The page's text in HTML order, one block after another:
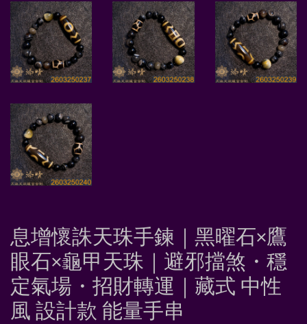
息增懷誅天珠手鍊｜黑曜石×鷹
眼石×龜甲天珠｜避邪擋煞・穩
定氣場・招財轉運｜藏式 中性
風 設計款 能量手串